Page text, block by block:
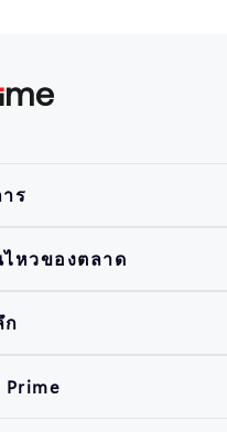
ร
หวของตลาด
ก
Prime